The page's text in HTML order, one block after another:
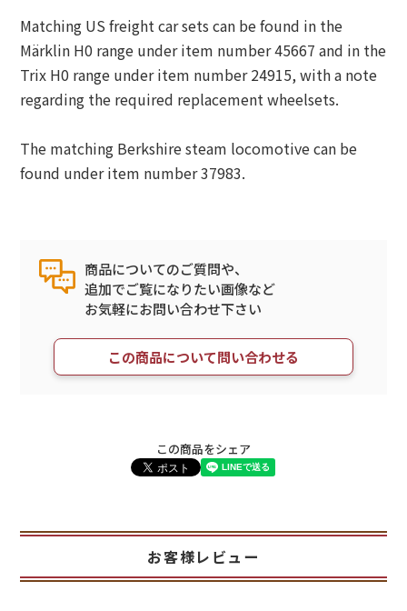
Matching US freight car sets can be found in the
Märklin H0 range under item number 45667 and in the
Trix H0 range under item number 24915, with a note
regarding the required replacement wheelsets.
The matching Berkshire steam locomotive can be
found under item number 37983.
商品についてのご質問や、
追加でご覧になりたい画像など
お気軽にお問い合わせ下さい
この商品について問い合わせる
この商品をシェア
お客様レビュー